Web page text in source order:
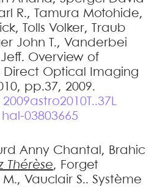
R., Tamura Motohide,
, Tolls Volker,
Traub
John T., Vanderbei
Jeff. Overview of
Direct Optical Imaging
pp.37, 2009.
2009astro2010T..37L
hal-03803665
Anny Chantal , Brahic
Thérèse, Forget
M., Vauclair S.. Système